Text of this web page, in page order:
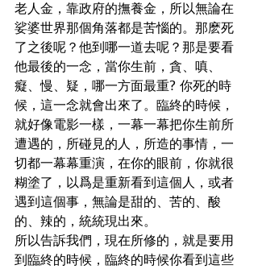
老人金，靠政府的撫養金，所以無論在
娑婆世界那個角落都是苦惱的。那麽死
了之後呢？他到哪一道去呢？那是要看
他最後的一念，當你生前，貪、嗔、
癡、慢、疑，哪一方面最重? 你死的時
候，這一念就會出來了。臨終的時候，
就好像電影一樣，一幕一幕把你生前所
遭遇的，所碰見的人，所造的事情，一
切都一幕幕重演，在你的眼前，你就很
糊塗了，以爲是重新看到這個人，或者
遇到這個事，無論是甜的、苦的、酸
的、辣的，統統現出來。
所以告訴我們，現在所修的，就是要用
到臨終的時候，臨終的時候你看到這些